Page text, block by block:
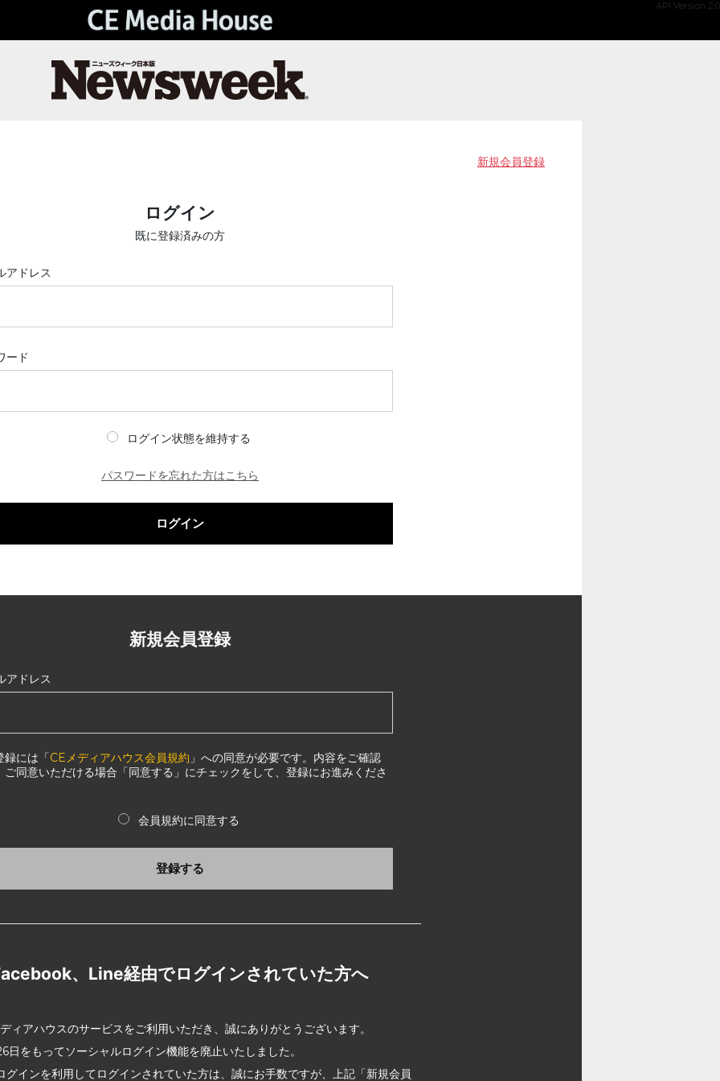
API Version 2.0
新規会員登録
ログイン
既に登録済みの方
アドレス
ード
ログイン状態を維持する
パスワードを忘れた方はこちら
ログイン
新規会員登録
アドレス
録には「CEメディアハウス会員規約 」への同意が必要です。内容をご確認
ご同意いただける場合「同意する」にチェックをして、登録にお進みくださ
会員規約に同意する
登録する
、Line経由でログインされていた方へ
ィアハウスのサービスをご利用いただき、誠にありがとうございます。
日をもってソーシャルログイン機能を廃止いたしました。
グインを利用してログインされていた方は、誠にお手数ですが、上記「新規会員